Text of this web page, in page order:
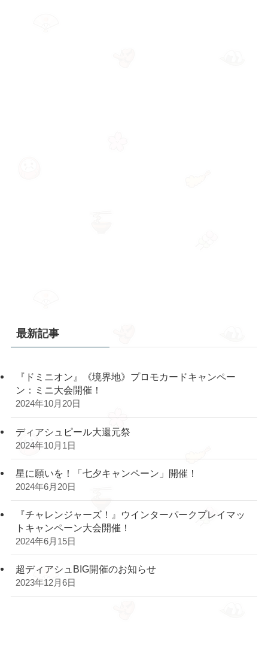
最新記事
『ドミニオン』《境界地》プロモカードキャンペー
ン：ミニ大会開催！
2024年10月20日
ディアシュピール大還元祭
2024年10月1日
星に願いを！「七夕キャンペーン」開催！
2024年6月20日
『チャレンジャーズ！』ウインターパークプレイマッ
トキャンペーン大会開催！
2024年6月15日
超ディアシュBIG開催のお知らせ
2023年12月6日